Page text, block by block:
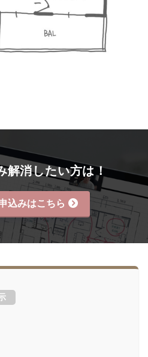
解消したい方は！
込みはこちら